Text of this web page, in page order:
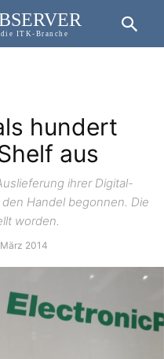
ITK-Branche
hundert
aus
ihrer Digital-
Handel begonnen. Die
worden.
2014